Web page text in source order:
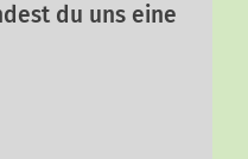
du uns eine